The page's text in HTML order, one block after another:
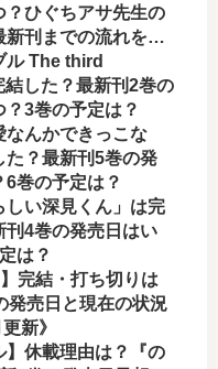
？ひぐちアサ先生の
新刊までの流れを徹
ル The third
した？最新刊2巻の
3巻の予定は？
なんかできっこな
た？最新刊5巻の発
巻の予定は？
しい深見くん」は完
刊4巻の発売日はい
は？
完結・打ち切りは
発売日と現在の状況
新》
】休載理由は？『の